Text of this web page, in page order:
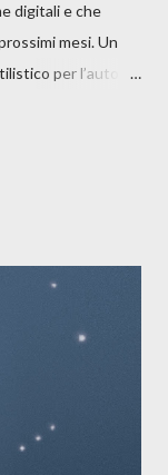
digitali e che
mesi. Un
per l’autore
espressiva che
di esistere,
via d’uscita, una
nel trovare respiro
brano è anche una
nuovo percorso